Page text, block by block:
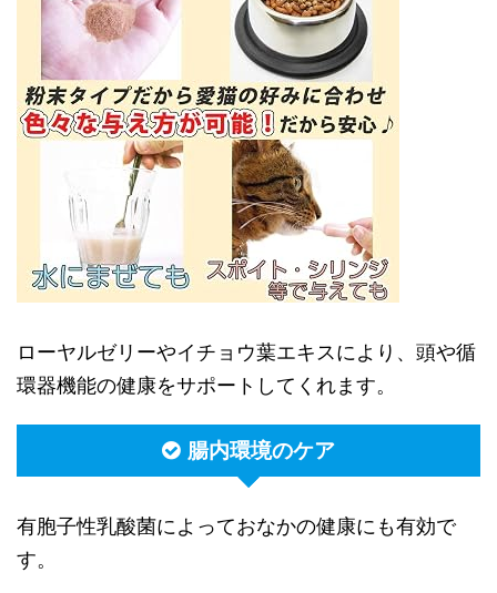
ローヤルゼリーやイチョウ葉エキスにより、頭や循
環器機能の健康をサポートしてくれます。
腸内環境のケア
有胞子性乳酸菌によっておなかの健康にも有効で
す。